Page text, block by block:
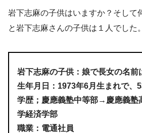
岩下志麻の子供はいますか？そして
と岩下志麻さんの子供は１人でした。
岩下志麻の子供：娘で長女の名前
生年月日：1973年6月生まれで、
学歴；慶應義塾中等部→慶應義
学経済学部
職業：電通社員